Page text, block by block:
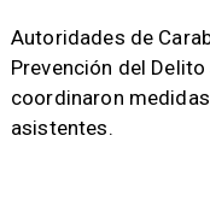
​Autoridades de
Prevención del
coordinaron
asistentes.